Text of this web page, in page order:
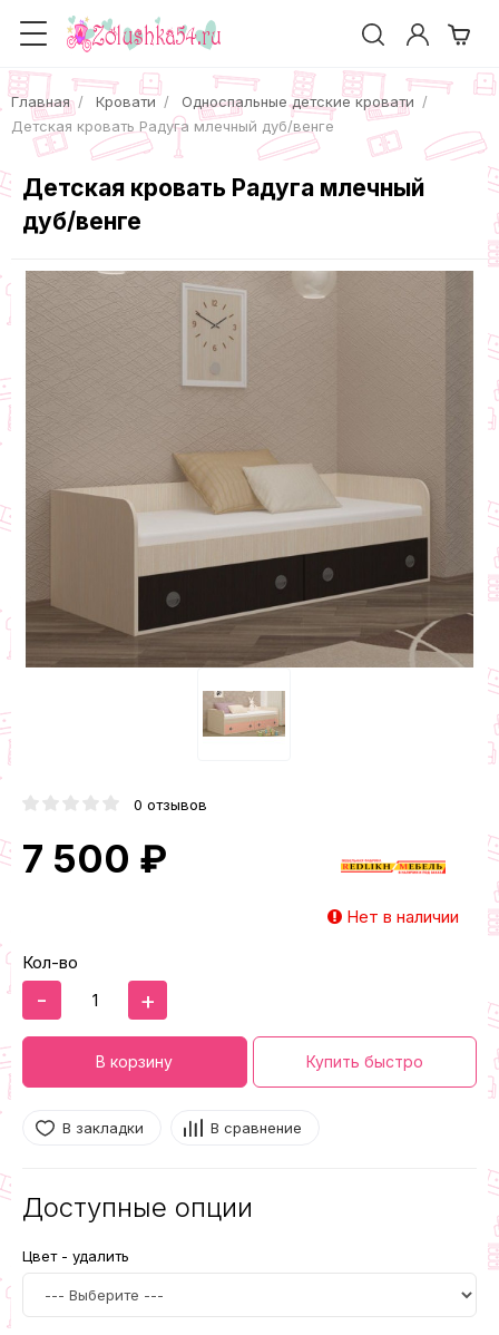
Главная Кровати
Односпальные детские кровати
Детская кровать Радуга млечный дуб/венге
Детская кровать Радуга млечный
дуб/венге
0 отзывов
7 500 ₽
Нет в наличии
Кол-во
- +
В корзину Купить быстро
В закладки В сравнение
Доступные опции
Цвет - удалить